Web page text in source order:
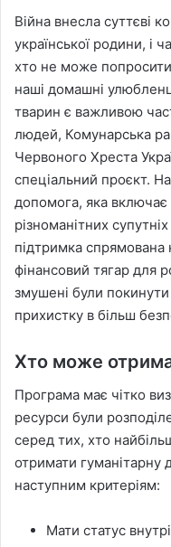
Війна внесла суттєві
української родини, і
хто не може
наші домашні
тварин є важливою
людей, Комунарська
Червоного Хреста
спеціальний проєкт.
допомога, яка включає
різноманітних
підтримка
фінансовий тягар для
змушені були
прихистку в більш
Хто може
Програма має чітко
ресурси були
серед тих, хто
отримати гуманітарну
наступним критеріям:
Мати статус